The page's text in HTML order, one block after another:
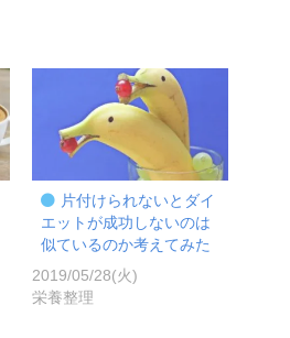
片付けられないとダイ
エットが成功しないのは
似ているのか考えてみた
2019/05/28(火)
栄養整理